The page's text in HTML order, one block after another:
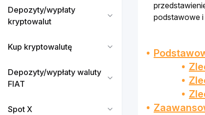
Depozyty/wypłaty
kryptowalut
Kup kryptowalutę
Depozyty/wypłaty waluty
FIAT
Spot X
podstawowe